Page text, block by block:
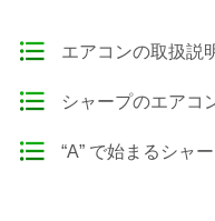
エアコンの取扱説
シャープのエアコ
“A” で始まるシャ